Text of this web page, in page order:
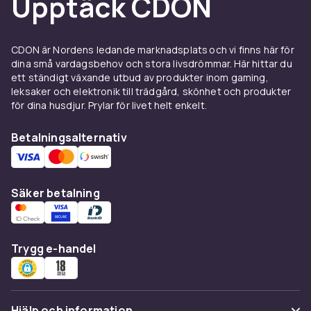
Dessutom får du chansen att uppleva filmer
som kanske aldrig visas på svenska biografer
eller streamingtjänster. Med originalspråk och
kulturell förankring blir varje film en resa till en
annan del av världen.
På CDON har vi ett brett utbud av importfilmer
kan hitta nya filmupplevelser att utforska.
Oavsett om du söker efter kultklassiker,
kritikerrosade draman eller actionspäckade
att upptäcka.
Brett utbud av genrer och stilar
Oavsett om du älskar actionfyllda Hongkong-
filmer, gripande italienska draman eller djärva
experimentella filmer från Latinamerika, finns
det alltid något nytt att upptäcka. Importfilmer
CDON är Nordens ledande marknadsplats och vi finns här för
dina små vardagsbehov och stora livsdrömmar. Här hittar du
ett ständigt växande utbud av produkter inom gaming,
leksaker och elektronik till trädgård, skönhet och produkter
för dina husdjur. Prylar för livet helt enkelt.
Betalningsalternativ
Säker betalning
Trygg e-handel